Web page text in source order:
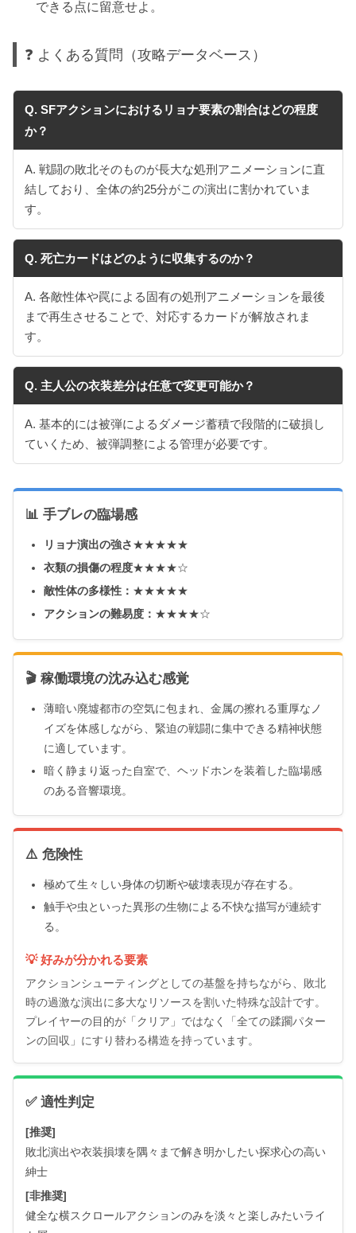
できる点に留意せよ。
❓ よくある質問（攻略データベース）
Q. SFアクションにおけるリョナ要素の割合はどの程度
か？
A. 戦闘の敗北そのものが長大な処刑アニメーションに直
結しており、全体の約25分がこの演出に割かれていま
す。
Q. 死亡カードはどのように収集するのか？
A. 各敵性体や罠による固有の処刑アニメーションを最後
まで再生させることで、対応するカードが解放されま
す。
Q. 主人公の衣装差分は任意で変更可能か？
A. 基本的には被弾によるダメージ蓄積で段階的に破損し
ていくため、被弾調整による管理が必要です。
📊 手ブレの臨場感
リョナ演出の強さ★★★★★
衣類の損傷の程度★★★★☆
敵性体の多様性： ★★★★★
アクションの難易度： ★★★★☆
🎬 稼働環境の沈み込む感覚
薄暗い廃墟都市の空気に包まれ、金属の擦れる重厚なノ
イズを体感しながら、緊迫の戦闘に集中できる精神状態
に適しています。
暗く静まり返った自室で、ヘッドホンを装着した臨場感
のある音響環境。
⚠️ 危険性
極めて生々しい身体の切断や破壊表現が存在する。
触手や虫といった異形の生物による不快な描写が連続す
る。
💡 好みが分かれる要素
アクションシューティングとしての基盤を持ちながら、敗北
時の過激な演出に多大なリソースを割いた特殊な設計です。
プレイヤーの目的が「クリア」ではなく「全ての蹂躙パター
ンの回収」にすり替わる構造を持っています。
✅ 適性判定
[推奨]
敗北演出や衣装損壊を隅々まで解き明かしたい探求心の高い
紳士
[非推奨]
健全な横スクロールアクションのみを淡々と楽しみたいライ